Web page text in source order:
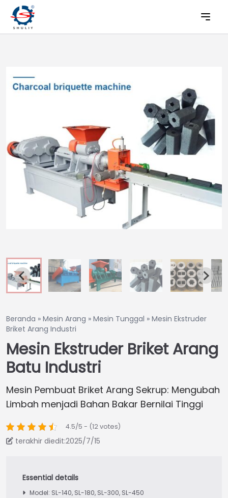
Beranda » Mesin Arang » Mesin Tunggal » Mesin Ekstruder
Briket Arang Industri
Mesin Ekstruder Briket Arang
Batu Industri
Mesin Pembuat Briket Arang Sekrup: Mengubah
Limbah menjadi Bahan Bakar Bernilai Tinggi
4.5/5 - (12 votes)
terakhir diedit:2025/7/15
Model: SL-140, SL-180, SL-300, SL-450